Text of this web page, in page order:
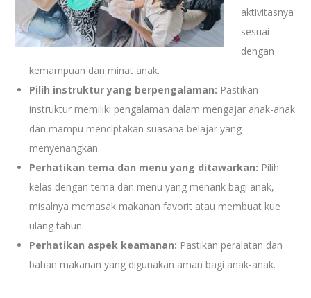
aktivitasnya
sesuai
dengan
kemampuan dan minat anak.
Pilih instruktur yang berpengalaman: Pastikan
instruktur memiliki pengalaman dalam mengajar anak-anak
dan mampu menciptakan suasana belajar yang
menyenangkan.
Perhatikan tema dan menu yang ditawarkan: Pilih
kelas dengan tema dan menu yang menarik bagi anak,
misalnya memasak makanan favorit atau membuat kue
ulang tahun.
Perhatikan aspek keamanan: Pastikan peralatan dan
bahan makanan yang digunakan aman bagi anak-anak.